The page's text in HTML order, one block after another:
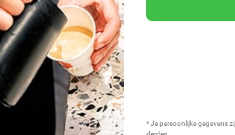
* Je persoonlijke gegevens